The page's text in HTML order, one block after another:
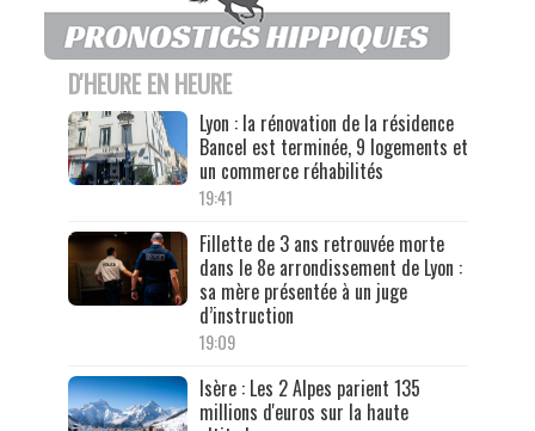
D'HEURE EN HEURE
Lyon : la rénovation de la résidence
Bancel est terminée, 9 logements et
un commerce réhabilités
19:41
Fillette de 3 ans retrouvée morte
dans le 8e arrondissement de Lyon :
sa mère présentée à un juge
d’instruction
19:09
Isère : Les 2 Alpes parient 135
millions d'euros sur la haute